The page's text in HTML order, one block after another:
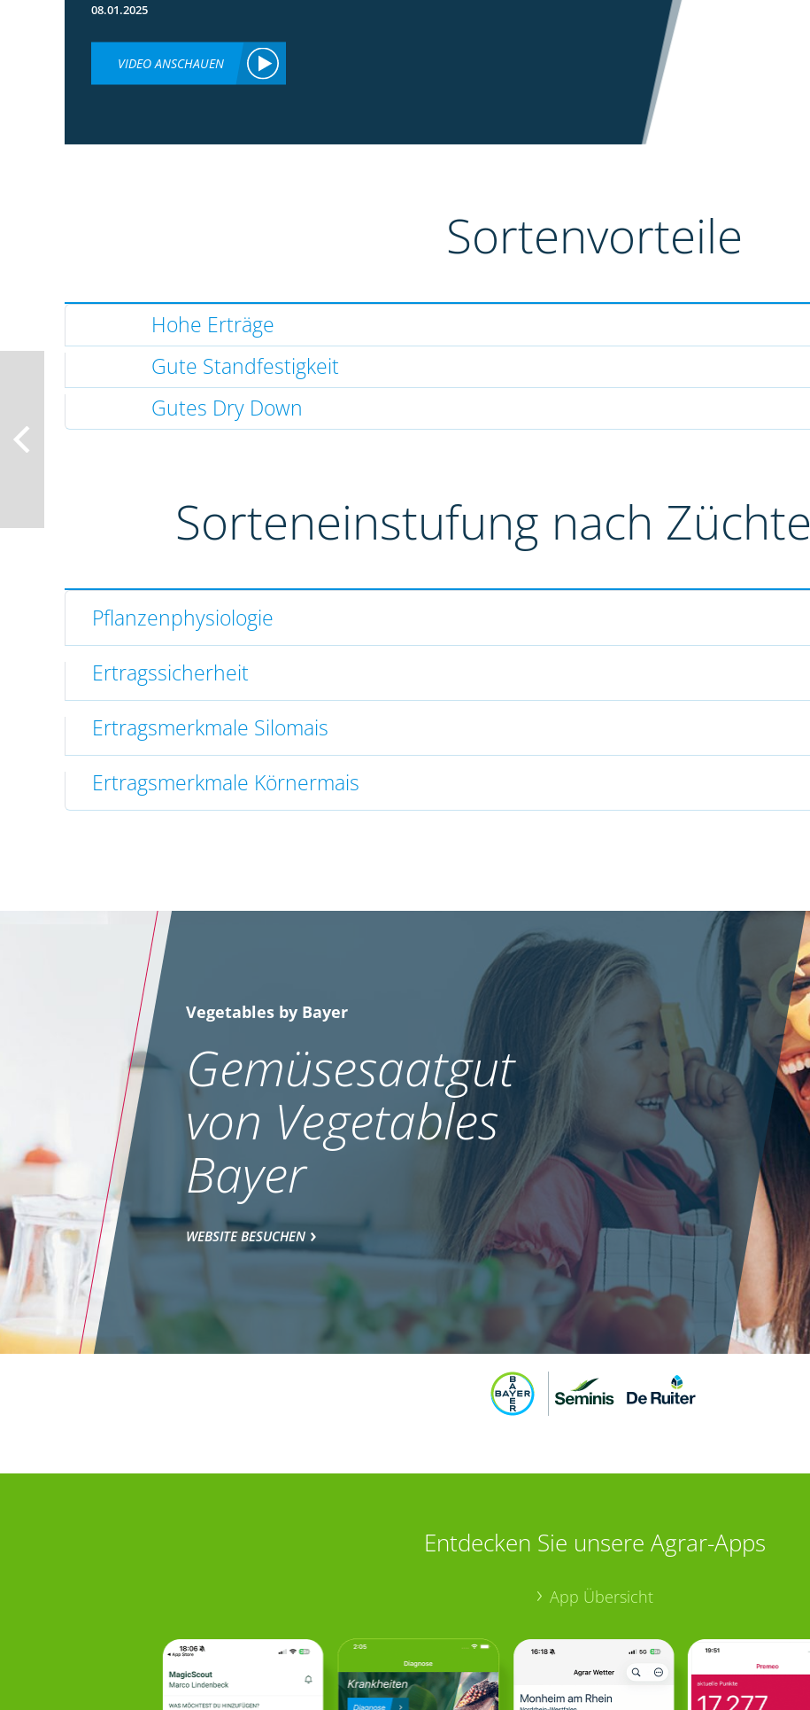
08.01.2025
VIDEO ANSCHAUEN
Sortenvorteile
Hohe Erträge
Gute Standfestigkeit
Gutes Dry Down
Sorteneinstufung nach
Pflanzenphysiologie
Ertragssicherheit
Ertragsmerkmale Silomais
Ertragsmerkmale Körnermais
Vegetables by Bayer
Gemüsesaatgut
von Vegetables
Bayer
WEBSITE BESUCHEN
Entdecken Sie unsere Agrar-Apps
App Übersicht